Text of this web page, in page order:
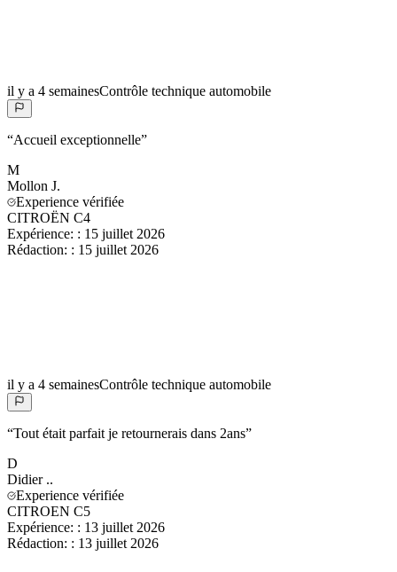
il y a 4 semainesContrôle technique automobile
“Accueil exceptionnelle”
M
Mollon J.
Experience vérifiée
CITROËN C4
Expérience: : 15 juillet 2026
Rédaction: : 15 juillet 2026
il y a 4 semainesContrôle technique automobile
“Tout était parfait je retournerais dans 2ans”
D
Didier ..
Experience vérifiée
CITROEN C5
Expérience: : 13 juillet 2026
Rédaction: : 13 juillet 2026